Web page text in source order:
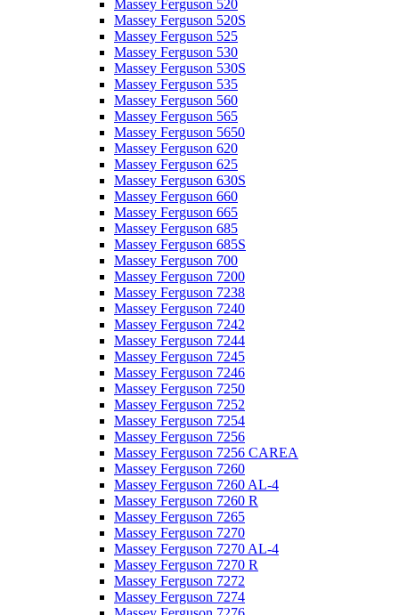
Massey Ferguson 520
Massey Ferguson 520S
Massey Ferguson 525
Massey Ferguson 530
Massey Ferguson 530S
Massey Ferguson 535
Massey Ferguson 560
Massey Ferguson 565
Massey Ferguson 5650
Massey Ferguson 620
Massey Ferguson 625
Massey Ferguson 630S
Massey Ferguson 660
Massey Ferguson 665
Massey Ferguson 685
Massey Ferguson 685S
Massey Ferguson 700
Massey Ferguson 7200
Massey Ferguson 7238
Massey Ferguson 7240
Massey Ferguson 7242
Massey Ferguson 7244
Massey Ferguson 7245
Massey Ferguson 7246
Massey Ferguson 7250
Massey Ferguson 7252
Massey Ferguson 7254
Massey Ferguson 7256
Massey Ferguson 7256 CAREA
Massey Ferguson 7260
Massey Ferguson 7260 AL-4
Massey Ferguson 7260 R
Massey Ferguson 7265
Massey Ferguson 7270
Massey Ferguson 7270 AL-4
Massey Ferguson 7270 R
Massey Ferguson 7272
Massey Ferguson 7274